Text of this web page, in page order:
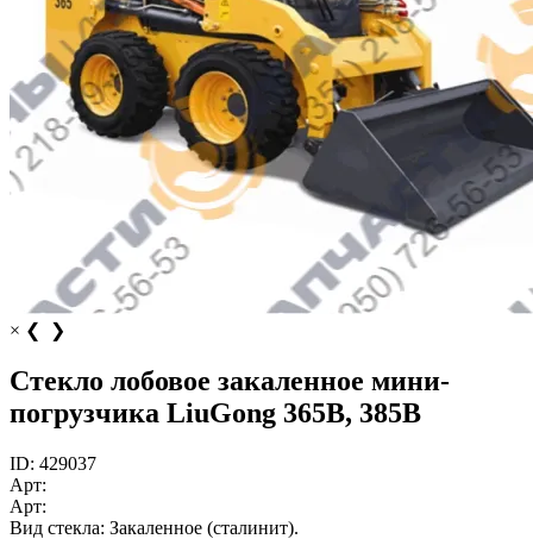
× ❮ ❯
Стекло лобовое закаленное мини-
погрузчика LiuGong 365B, 385B
ID: 429037
Арт:
Арт:
Вид стекла: Закаленное (сталинит).